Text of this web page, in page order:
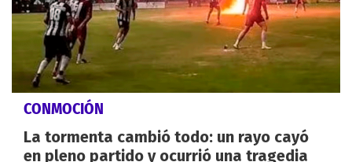
CONMOCIÓN
La tormenta cambió todo: un rayo cayó
en pleno partido y ocurrió una tragedia